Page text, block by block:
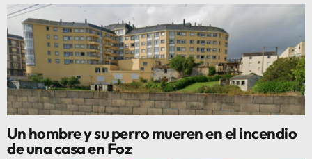
Un hombre y su perro mueren en el incendio
de una casa en Foz